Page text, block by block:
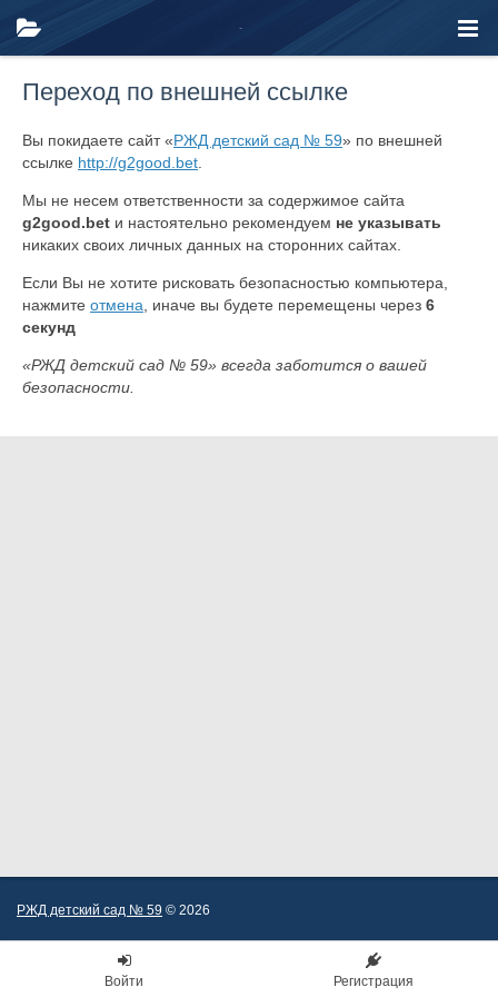
Переход по внешней ссылке
Вы покидаете сайт «РЖД детский сад № 59» по внешней
ссылке http://g2good.bet
Мы не несем ответственности за содержимое сайта
g2good.bet и настоятельно рекомендуем не указывать
никаких своих личных данных на сторонних сайтах.
Если Вы не хотите рисковать безопасностью компьютера,
нажмите отмена , иначе вы будете перемещены через 6
секунд
«РЖД детский сад № 59» всегда заботится о вашей
безопасности.
РЖД детский сад № 59 © 2026
Войти Регистрация